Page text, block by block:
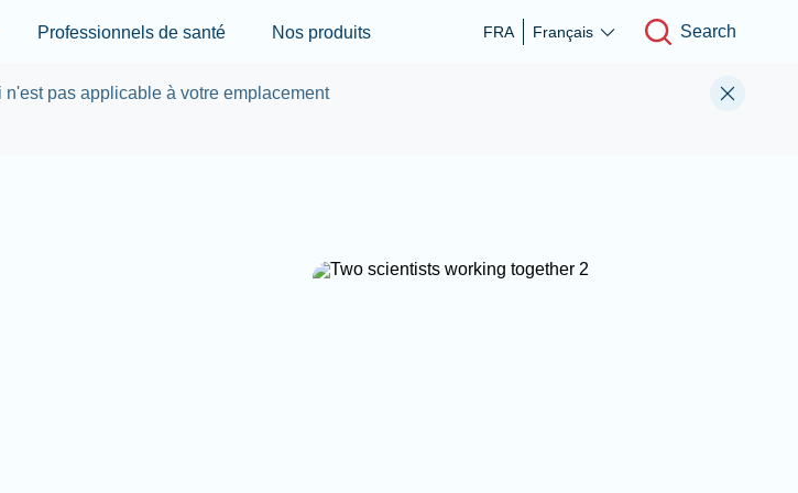
Skip to main content
Professionnels de santé Nos produits FRA Français Search
n'est pas applicable à votre emplacement